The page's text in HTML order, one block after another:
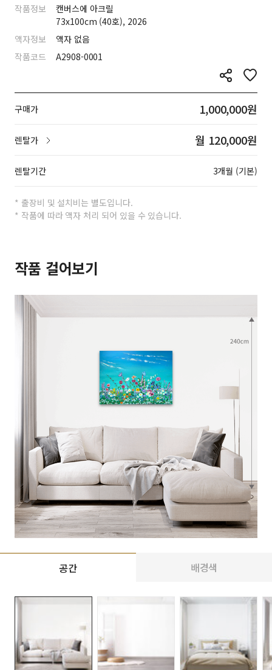
작품정보
캔버스에 아크릴
73x100cm (40호), 2026
액자정보
액자 없음
작품코드
A2908-0001
구매가 1,000,000원
렌탈가 월 120,000원
렌탈기간 3개월 (기본)
* 출장비 및 설치비는 별도입니다.
* 작품에 따라 액자 처리 되어 있을 수 있습니다.
작품 걸어보기
공간 배경색